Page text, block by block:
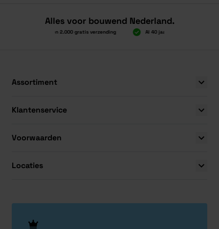
Alles voor bouwend Nederland.
Boven 2.000 gratis verzending
Al 40 jaar dé specialist
Assortiment
Klantenservice
Voorwaarden
Locaties